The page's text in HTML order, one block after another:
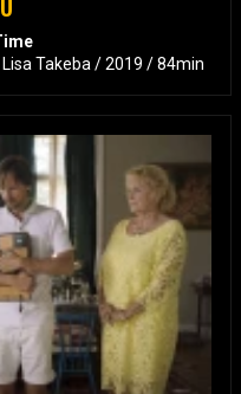
Takeba / 2019 / 84min